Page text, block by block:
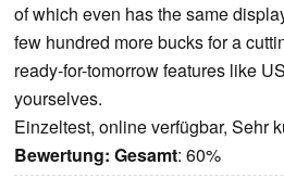
of which even has the same
few hundred more bucks for a
ready-for-tomorrow features like
yourselves.
Einzeltest, online verfügbar, Sehr
Bewertung: Gesamt: 60%